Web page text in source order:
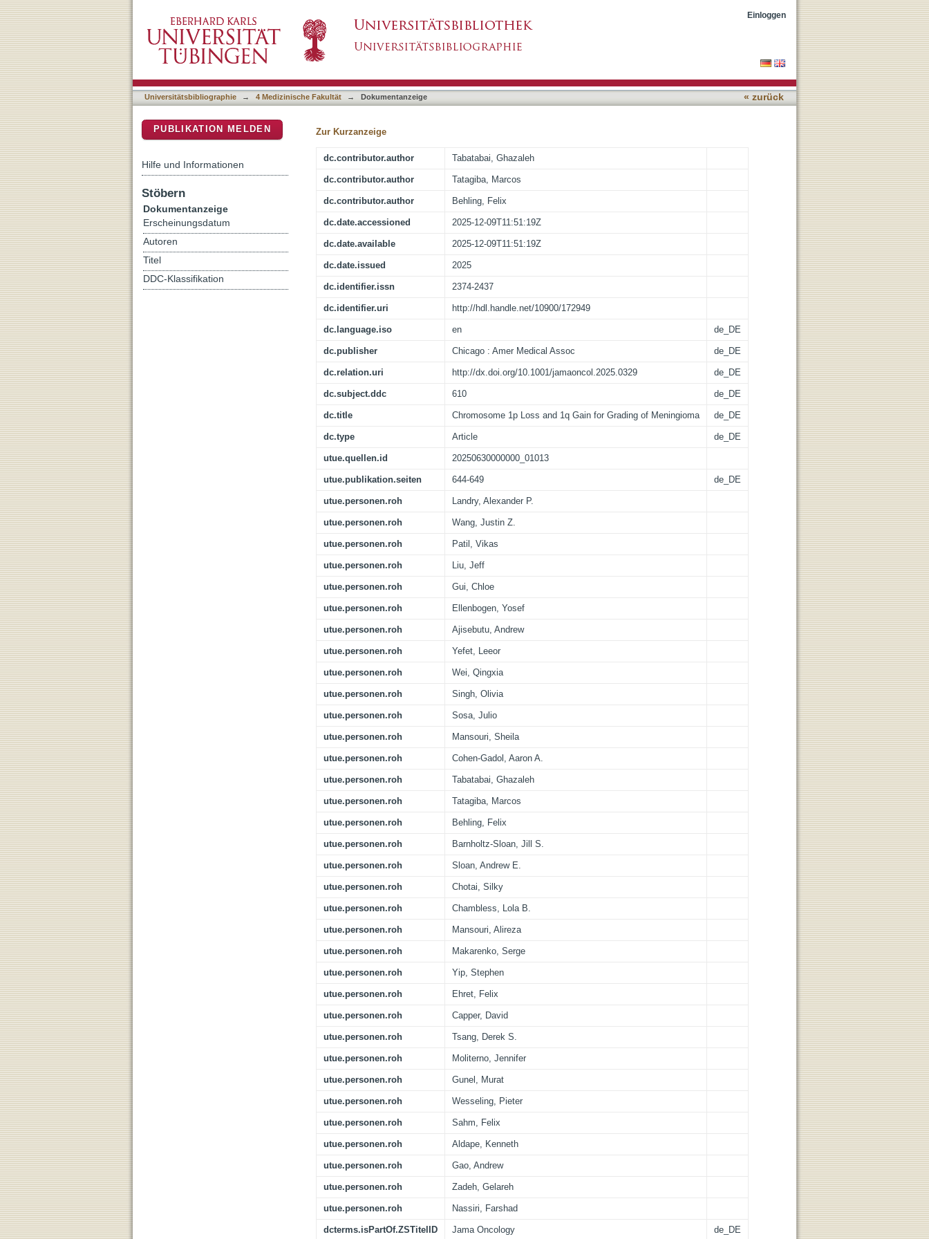
Einloggen
Universitätsbibliographie → 4 Medizinische Fakultät → Dokumentanzeige « zurück
Zur Kurzanzeige
dc.contributor.author Tabatabai, Ghazaleh
dc.contributor.author Tatagiba, Marcos
dc.contributor.author Behling, Felix
dc.date.accessioned 2025-12-09T11:51:19Z
dc.date.available 2025-12-09T11:51:19Z
dc.date.issued 2025
dc.identifier.issn 2374-2437
dc.identifier.uri http://hdl.handle.net/10900/172949
dc.language.iso en de_DE
dc.publisher Chicago : Amer Medical Assoc de_DE
dc.relation.uri http://dx.doi.org/10.1001/jamaoncol.2025.0329 de_DE
dc.subject.ddc 610 de_DE
dc.title Chromosome 1p Loss and 1q Gain for Grading of Meningioma de_DE
dc.type Article de_DE
utue.quellen.id 20250630000000_01013
utue.publikation.seiten 644-649 de_DE
utue.personen.roh Landry, Alexander P.
utue.personen.roh Wang, Justin Z.
utue.personen.roh Patil, Vikas
utue.personen.roh Liu, Jeff
utue.personen.roh Gui, Chloe
utue.personen.roh Ellenbogen, Yosef
utue.personen.roh Ajisebutu, Andrew
utue.personen.roh Yefet, Leeor
utue.personen.roh Wei, Qingxia
utue.personen.roh Singh, Olivia
utue.personen.roh Sosa, Julio
utue.personen.roh Mansouri, Sheila
utue.personen.roh Cohen-Gadol, Aaron A.
utue.personen.roh Tabatabai, Ghazaleh
utue.personen.roh Tatagiba, Marcos
utue.personen.roh Behling, Felix
utue.personen.roh Barnholtz-Sloan, Jill S.
utue.personen.roh Sloan, Andrew E.
utue.personen.roh Chotai, Silky
utue.personen.roh Chambless, Lola B.
utue.personen.roh Mansouri, Alireza
utue.personen.roh Makarenko, Serge
utue.personen.roh Yip, Stephen
utue.personen.roh Ehret, Felix
utue.personen.roh Capper, David
utue.personen.roh Tsang, Derek S.
utue.personen.roh Moliterno, Jennifer
utue.personen.roh Gunel, Murat
utue.personen.roh Wesseling, Pieter
utue.personen.roh Sahm, Felix
utue.personen.roh Aldape, Kenneth
utue.personen.roh Gao, Andrew
utue.personen.roh Zadeh, Gelareh
utue.personen.roh Nassiri, Farshad
dcterms.isPartOf.ZSTitelID Jama Oncology de_DE
PUBLIKATION MELDEN
Hilfe und Informationen
Stöbern
Dokumentanzeige
Erscheinungsdatum
Autoren
Titel
DDC-Klassifikation